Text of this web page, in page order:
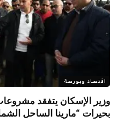
اقتصاد وبورصة
وزير الإسكان يتفقد
بحيرات “مارينا الساحل